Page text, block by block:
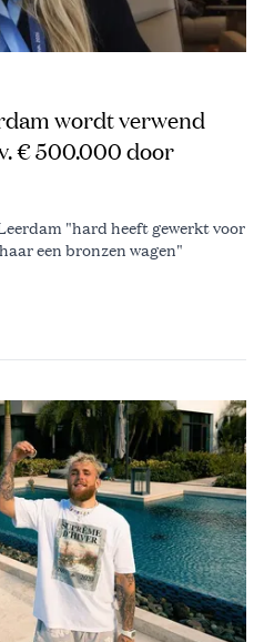
wordt verwend
€ 500.000 door
"hard heeft gewerkt voor
een bronzen wagen"